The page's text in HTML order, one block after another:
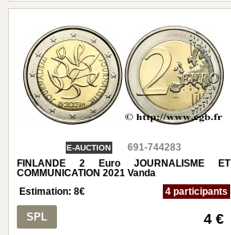
E-AUCTION
691-744283
FINLANDE 2 Euro JOURNALISME ET
COMMUNICATION 2021 Vanda
Estimation:8€ 4 participants
SPL 4 €